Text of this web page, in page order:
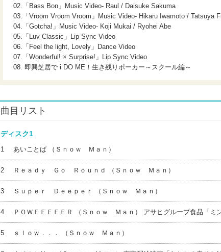
02.「Bass Bon」Music Video- Raul / Daisuke Sakuma
03.「Vroom Vroom Vroom」Music Video- Hikaru Iwamoto / Tatsuya
04.「Gotcha!」Music Video- Koji Mukai / Ryohei Abe
05.「Luv Classic」Lip Sync Video
06.「Feel the light, Lovely」Dance Video
07.「Wonderful! × Surprise!」Lip Sync Video
08. 即興芝居で i DO ME！生き残りポーカー～スクール編～
曲目リスト
ディスク1
1 あいことば （Ｓｎｏｗ Ｍａｎ）
2 Ｒｅａｄｙ Ｇｏ Ｒｏｕｎｄ （Ｓｎｏｗ Ｍａｎ）
3 Ｓｕｐｅｒ Ｄｅｅｐｅｒ （Ｓｎｏｗ Ｍａｎ）
4 ＰＯＷＥＥＥＥＥＲ （Ｓｎｏｗ Ｍａｎ） アサヒグループ食品「ミ
5 ｓｌｏｗ．．． （Ｓｎｏｗ Ｍａｎ）